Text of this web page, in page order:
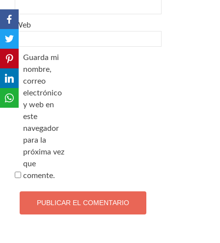
Web
Guarda mi
nombre,
correo
electrónico
y web en
este
navegador
para la
próxima vez
que
comente.